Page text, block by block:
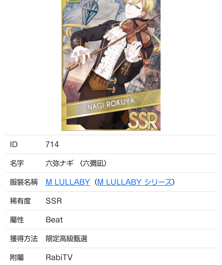
ID 714
名字 六弥ナギ （六彌凪）
服裝名稱 M LULLABY （ M LULLABY シリーズ）
稀有度 SSR
屬性 Beat
獲得方法 限定高級甄選
附屬 RabiTV